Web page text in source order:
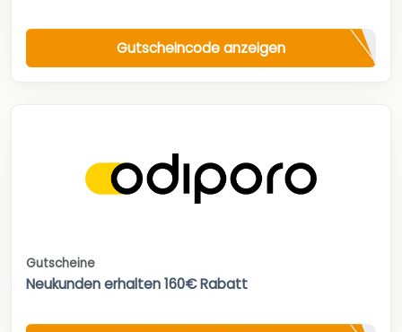
Gutscheincode anzeigen
Gutscheine
Neukunden erhalten 160€ Rabatt